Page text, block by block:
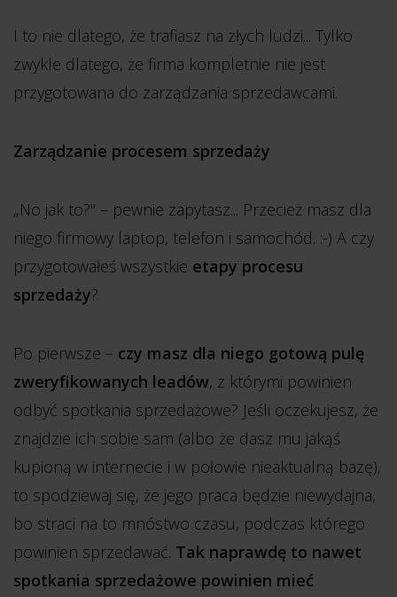
I to nie dlatego, że trafiasz na złych ludzi... Tylko
zwykle dlatego, że firma kompletnie nie jest
przygotowana do zarządzania sprzedawcami.
Zarządzanie procesem sprzedaży
„No jak to?" – pewnie zapytasz... Przecież masz dla
niego firmowy laptop, telefon i samochód. :-) A czy
przygotowałeś wszystkie etapy procesu
sprzedaży?
Po pierwsze – czy masz dla niego gotową pulę
zweryfikowanych leadów, z którymi powinien
odbyć spotkania sprzedażowe? Jeśli oczekujesz, że
znajdzie ich sobie sam (albo że dasz mu jakąś
kupioną w internecie i w połowie nieaktualną bazę),
to spodziewaj się, że jego praca będzie niewydajna,
bo straci na to mnóstwo czasu, podczas którego
powinien sprzedawać. Tak naprawdę to nawet
spotkania sprzedażowe powinien mieć